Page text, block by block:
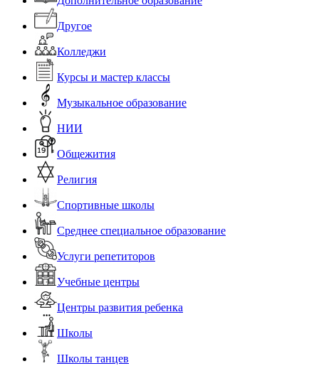
Другое
Колледжи
Курсы и мастер классы
Музыкальное образование
НИИ
Общежития
Религия
Спортивные школы
Среднее специальное образование
Услуги репетиторов
Учебные центры
Центры развития ребенка
Школы
Школы танцев